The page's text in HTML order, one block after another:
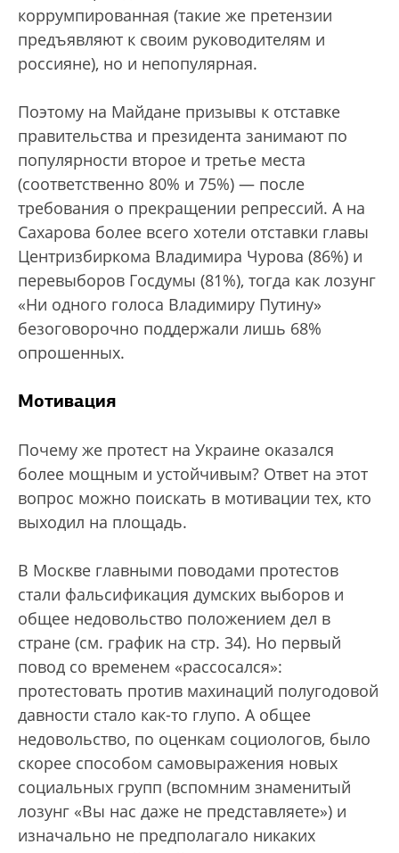
коррумпированная (такие же претензии
предъявляют к своим руководителям и
россияне), но и непопулярная.
Поэтому на Майдане призывы к отставке
правительства и президента занимают по
популярности второе и третье места
(соответственно 80% и 75%) — после
требования о прекращении репрессий. А на
Сахарова более всего хотели отставки главы
Центризбиркома Владимира Чурова (86%) и
перевыборов Госдумы (81%), тогда как лозунг
«Ни одного голоса Владимиру Путину»
безоговорочно поддержали лишь 68%
опрошенных.
Мотивация
Почему же протест на Украине оказался
более мощным и устойчивым? Ответ на этот
вопрос можно поискать в мотивации тех, кто
выходил на площадь.
В Москве главными поводами протестов
стали фальсификация думских выборов и
общее недовольство положением дел в
стране (см. график на стр. 34). Но первый
повод со временем «рассосался»:
протестовать против махинаций полугодовой
давности стало как-то глупо. А общее
недовольство, по оценкам социологов, было
скорее способом самовыражения новых
социальных групп (вспомним знаменитый
лозунг «Вы нас даже не представляете») и
изначально не предполагало никаких